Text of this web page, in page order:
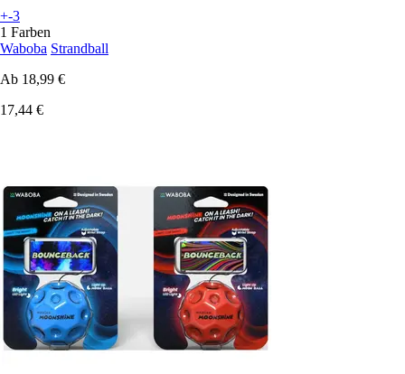
+-3
1 Farben
Waboba Strandball
Ab 18,99 €
17,44 €